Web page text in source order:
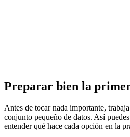
Preparar bien la
Antes de tocar nada importante,
conjunto pequeño de datos. Así
entender qué hace cada opción en la